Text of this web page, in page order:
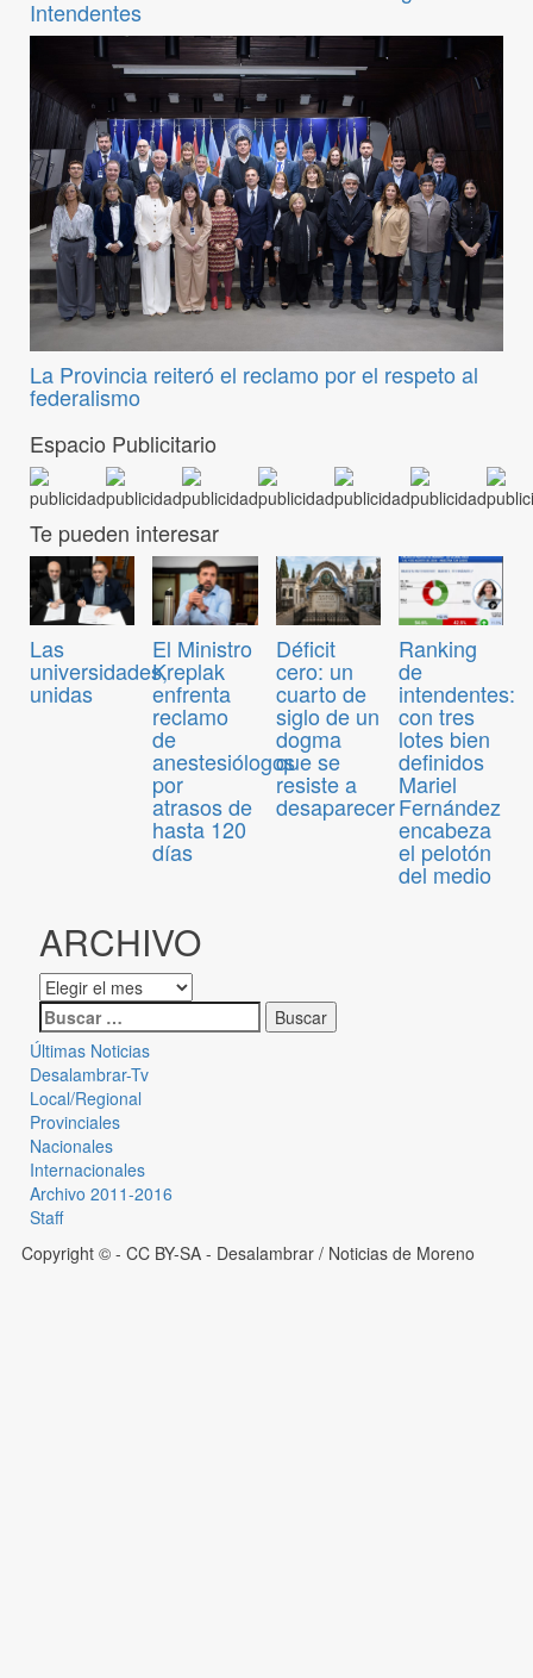
Intendentes
La Provincia reiteró el reclamo por el respeto al
federalismo
Espacio Publicitario
Te pueden interesar
Las
universidades,
unidas
El Ministro
Kreplak
enfrenta
reclamo
de
anestesiólogos
por
atrasos de
hasta 120
días
Déficit
cero: un
cuarto de
siglo de un
dogma
que se
resiste a
desaparecer
Ranking
de
intendentes:
con tres
lotes bien
definidos
Mariel
Fernández
encabeza
el pelotón
del medio
ARCHIVO
Últimas Noticias
Desalambrar-Tv
Local/Regional
Provinciales
Nacionales
Internacionales
Archivo 2011-2016
Staff
Copyright © - CC BY-SA - Desalambrar / Noticias de Moreno